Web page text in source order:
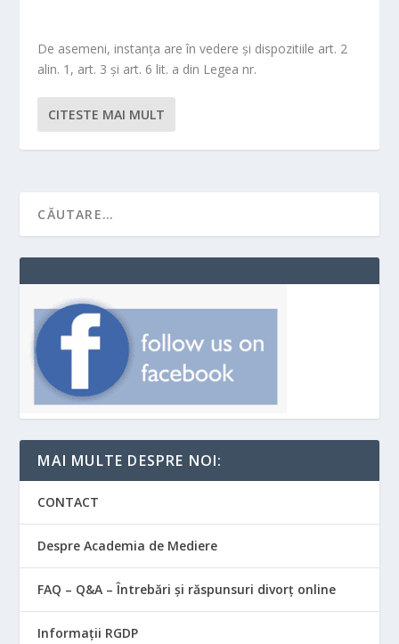
De asemeni, instanţa are în vedere şi dispozitiile art. 2
alin. 1, art. 3 şi art. 6 lit. a din Legea nr.
CITESTE MAI MULT
MAI MULTE DESPRE NOI:
CONTACT
Despre Academia de Mediere
FAQ – Q&A – Întrebări și răspunsuri divorț online
Informații RGDP